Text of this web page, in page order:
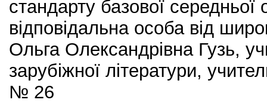
стандарту базової середньої
відповідальна особа від
Ольга Олександрівна Гузь,
зарубіжної літератури,
№ 26